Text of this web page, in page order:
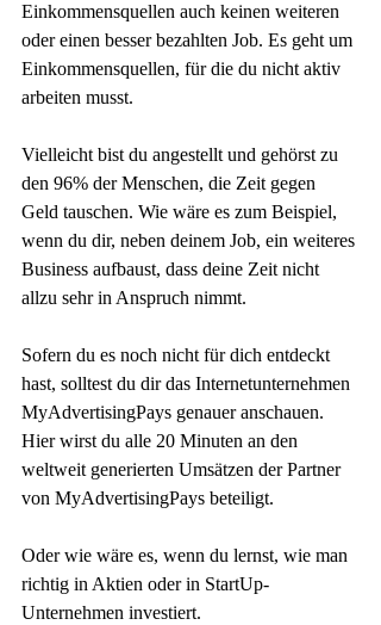
Einkommensquellen auch keinen weiteren
oder einen besser bezahlten Job. Es geht um
Einkommensquellen, für die du nicht aktiv
arbeiten musst.
Vielleicht bist du angestellt und gehörst zu
den 96% der Menschen, die Zeit gegen
Geld tauschen. Wie wäre es zum Beispiel,
wenn du dir, neben deinem Job, ein weiteres
Business aufbaust, dass deine Zeit nicht
allzu sehr in Anspruch nimmt.
Sofern du es noch nicht für dich entdeckt
hast, solltest du dir das Internetunternehmen
MyAdvertisingPays genauer anschauen.
Hier wirst du alle 20 Minuten an den
weltweit generierten Umsätzen der Partner
von MyAdvertisingPays beteiligt.
Oder wie wäre es, wenn du lernst, wie man
richtig in Aktien oder in StartUp-
Unternehmen investiert.